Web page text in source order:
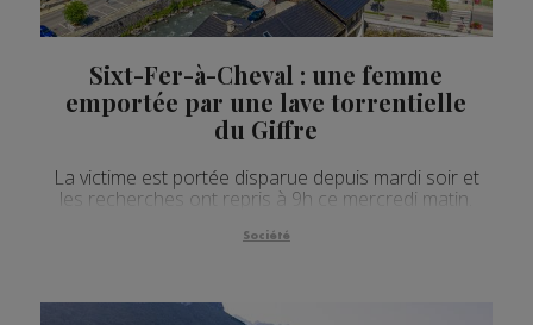
Sixt-Fer-à-Cheval : une femme
emportée par une lave torrentielle
du Giffre
La victime est portée disparue depuis mardi soir et
les recherches ont repris à 9h ce mercredi matin.
Société